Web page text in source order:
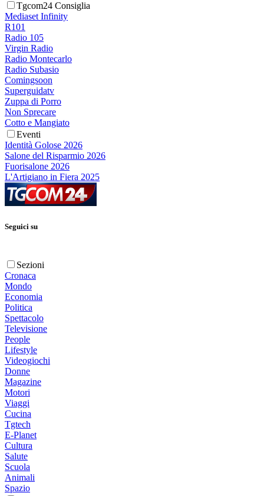
Tgcom24 Consiglia
Mediaset Infinity
R101
Radio 105
Virgin Radio
Radio Montecarlo
Radio Subasio
Comingsoon
Superguidatv
Zuppa di Porro
Non Sprecare
Cotto e Mangiato
Eventi
Identità Golose 2026
Salone del Risparmio 2026
Fuorisalone 2026
L'Artigiano in Fiera 2025
Seguici su
Sezioni
Cronaca
Mondo
Economia
Politica
Spettacolo
Televisione
People
Lifestyle
Videogiochi
Donne
Magazine
Motori
Viaggi
Cucina
Tgtech
E-Planet
Cultura
Salute
Scuola
Animali
Spazio